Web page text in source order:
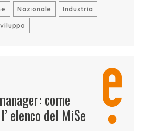
Nazionale Industria
come
elenco del MiSe